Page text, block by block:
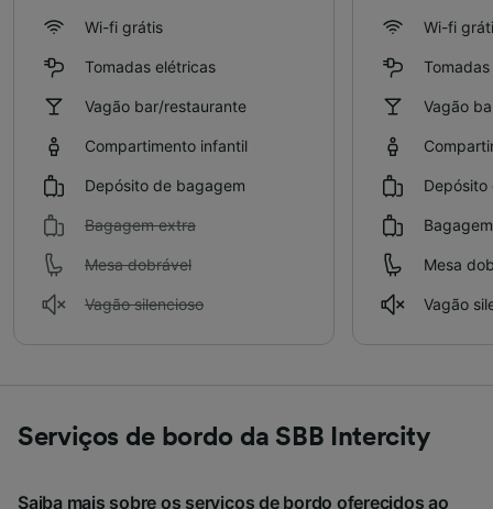
Wi-fi grátis
Tomadas elétricas
Vagão bar/restaurante
Compartimento infantil
Depósito de bagagem
Bagagem extra
Mesa dobrável
Vagão silencioso
Wi-fi
Vagão
Mesa
Vagão
Serviços de bordo da SBB Intercity
Saiba mais sobre os serviços de bordo oferecidos ao